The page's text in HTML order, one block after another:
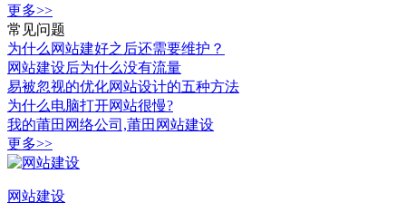
更多>>
常见问题
为什么网站建好之后还需要维护？
网站建设后为什么没有流量
易被忽视的优化网站设计的五种方法
为什么电脑打开网站很慢?
我的莆田网络公司,莆田网站建设
更多>>
网站建设